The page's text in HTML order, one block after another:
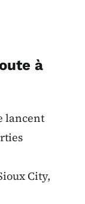
à
lancent
City,